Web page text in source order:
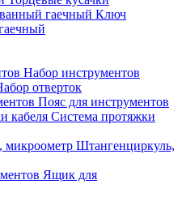
Ключ
Набор инструментов
отверток
Пояс для инструментов
Система протяжки
Штангенциркуль,
Ящик для